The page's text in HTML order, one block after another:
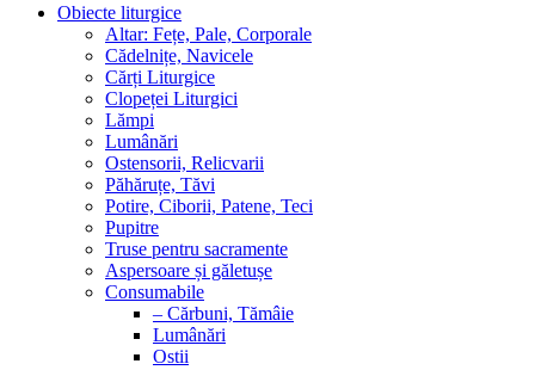
Obiecte liturgice
Altar: Fețe, Pale, Corporale
Cădelnițe, Navicele
Cărți Liturgice
Clopeței Liturgici
Lămpi
Lumânări
Ostensorii, Relicvarii
Păhăruțe, Tăvi
Potire, Ciborii, Patene, Teci
Pupitre
Truse pentru sacramente
Aspersoare și găletușe
Consumabile
– Cărbuni, Tămâie
Lumânări
Ostii